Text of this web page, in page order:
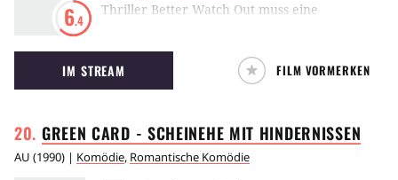
Schritt über die Schwelle der eigenen
draußen anzusehen.
6.4
Thriller Better Watch Out muss eine
einer Weihnachtsnacht gegen Eindringlinge
beschützen.
IM STREAM FILM VORMERKEN
GREEN CARD - SCHEINEHE MIT HINDERNISSEN
AU (1990) | Komödie, Romantische Komödie